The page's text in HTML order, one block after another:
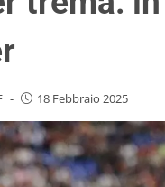
- 18 Febbraio 2025